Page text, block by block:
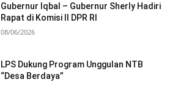
Gubernur Iqbal – Gubernur Sherly Hadiri
Rapat di Komisi II DPR RI
08/06/2026
LPS Dukung Program Unggulan NTB
“Desa Berdaya”